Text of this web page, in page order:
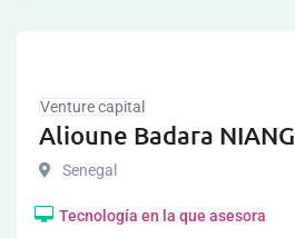
Venture capital
Alioune Badara NIANG
Senegal
Tecnología en la que asesora